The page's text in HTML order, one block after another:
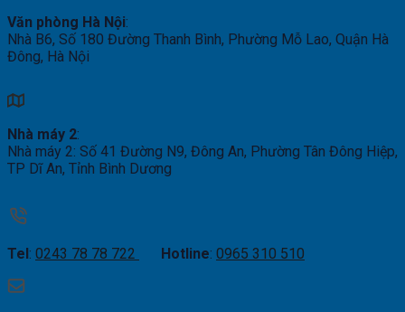
Văn phòng Hà Nội:
Nhà B6, Số 180 Đường Thanh Bình, Phường Mỗ Lao, Quận Hà
Đông, Hà Nội
Nhà máy 2:
Nhà máy 2: Số 41 Đường N9, Đông An, Phường Tân Đông Hiệp,
TP Dĩ An, Tỉnh Bình Dương
Tel : 0243 78 78 722 Hotline: 0965 310 510